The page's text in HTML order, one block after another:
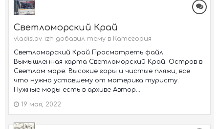
Светломорский Край
vladislav_izh добавил тему в Категория
Светломорский Край Просмотреть файл
Вымышленная карта Светломорский Край. Остров в
Светлом море. Высокие горы и чистые пляжи, всё
что нужно уставшему от материка туристу.
Нужные моды есть в архиве Автор...
19 мая, 2022